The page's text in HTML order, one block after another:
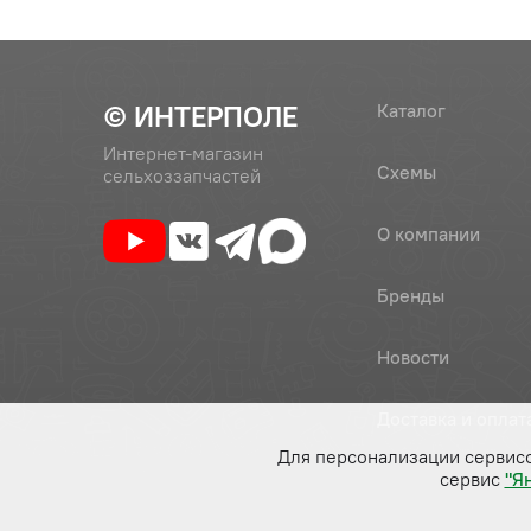
© ИНТЕРПОЛЕ
Интернет-магазин
сельхоззапчастей
Каталог
Схемы
О компании
Бренды
Новости
Для персонализации
сервис